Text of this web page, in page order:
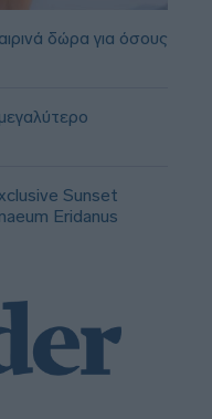
δώρα για όσους
Sunset
Eridanus